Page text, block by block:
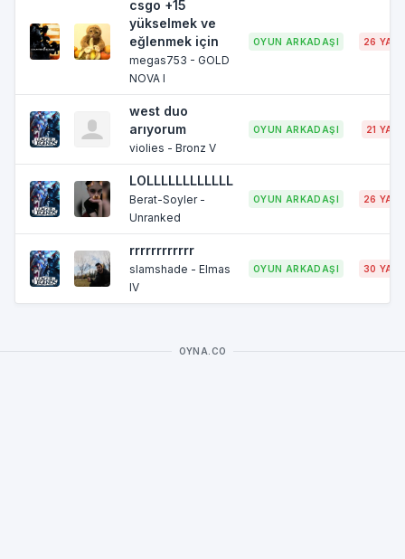
csgo +15
yükselmek ve
eğlenmek için
megas753 - GOLD
NOVA I
OYUN ARKADAŞI 26 YAŞ
west duo
arıyorum
violies - Bronz V
OYUN ARKADAŞI 21 YAŞ
LOLLLLLLLLLLLL
Berat-Soyler -
Unranked
OYUN ARKADAŞI 26 YAŞ
rrrrrrrrrrrr
slamshade - Elmas
IV
OYUN ARKADAŞI 30 YAŞ
OYNA.CO